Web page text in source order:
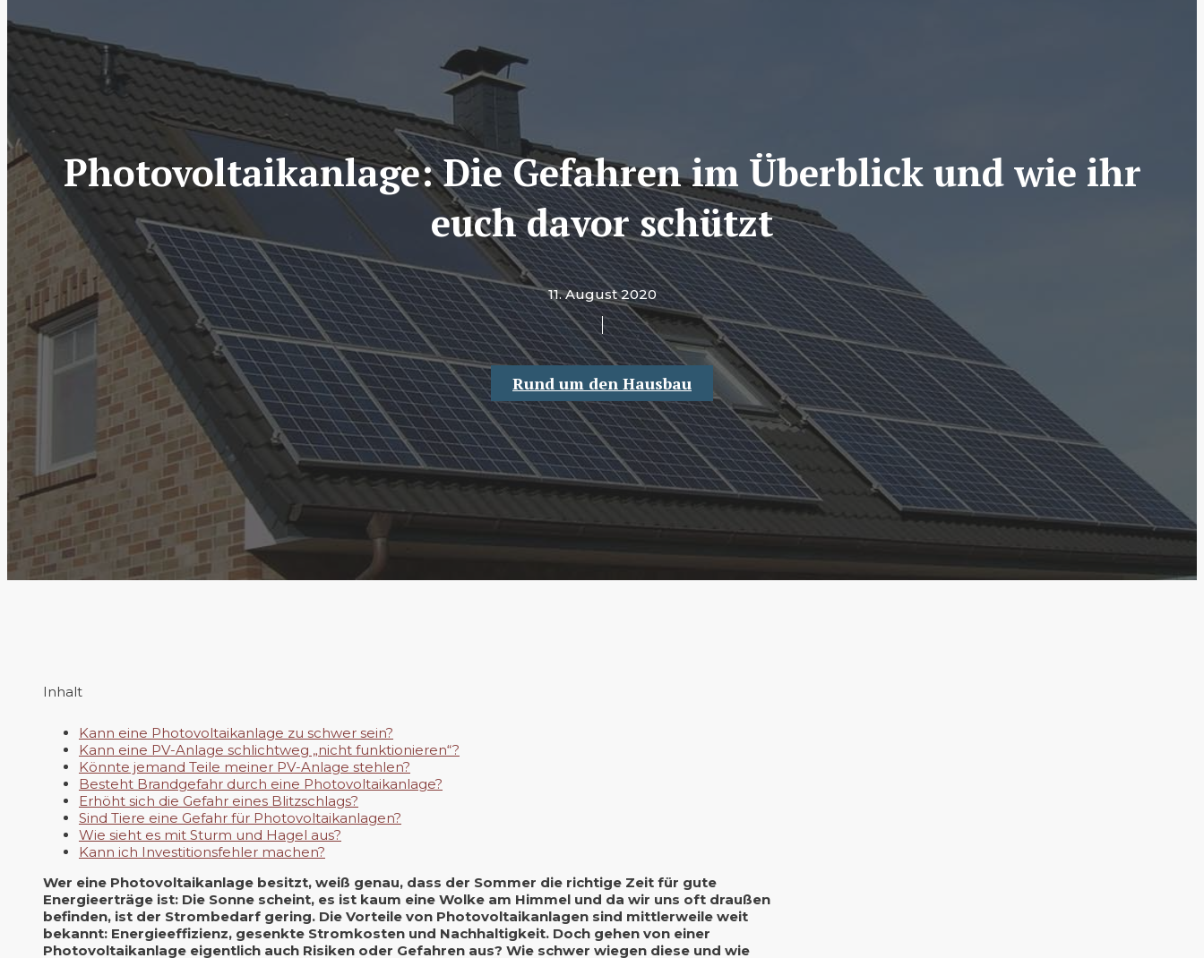
Photovoltaikanlage: Die Gefahren im Überblick und wie ihr
euch davor schützt
11. August 2020
Rund um den Hausbau
Inhalt
Kann eine Photovoltaikanlage zu schwer sein?
Kann eine PV-Anlage schlichtweg „nicht funktionieren“?
Könnte jemand Teile meiner PV-Anlage stehlen?
Besteht Brandgefahr durch eine Photovoltaikanlage?
Erhöht sich die Gefahr eines Blitzschlags?
Sind Tiere eine Gefahr für Photovoltaikanlagen?
Wie sieht es mit Sturm und Hagel aus?
Kann ich Investitionsfehler machen?
Wer eine Photovoltaikanlage besitzt, weiß genau, dass der Sommer die richtige Zeit für gute
Energieerträge ist: Die Sonne scheint, es ist kaum eine Wolke am Himmel und da wir uns oft draußen
befinden, ist der Strombedarf gering. Die Vorteile von Photovoltaikanlagen sind mittlerweile weit
bekannt: Energieeffizienz, gesenkte Stromkosten und Nachhaltigkeit. Doch gehen von einer
Photovoltaikanlage eigentlich auch Risiken oder Gefahren aus? Wie schwer wiegen diese und wie